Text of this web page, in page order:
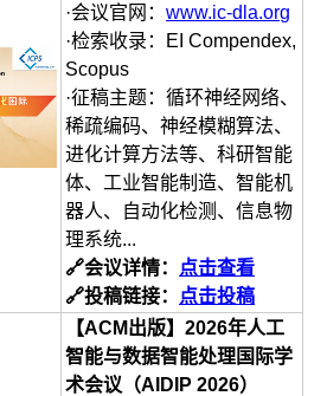
·会议官网：www.ic-dla.org
·检索收录：EI Compendex,
Scopus
·征稿主题：循环神经网络、
稀疏编码、神经模糊算法、
进化计算方法等、科研智能
体、工业智能制造、智能机
器人、自动化检测、信息物
理系统...
🔗会议详情：
点击查看
🔗投稿链接：
点击投稿
【ACM出版】2026年人工
智能与数据智能处理国际学
术会议（AIDIP 2026）